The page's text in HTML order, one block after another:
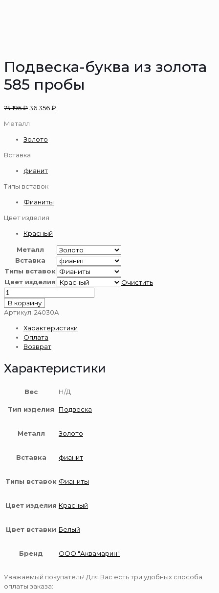
Подвеска-буква из золота
585 пробы
74 195₽36 356₽
Металл
Золото
Вставка
фианит
Типы вставок
Фианиты
Цвет изделия
Красный
Металл
Вставка
Типы вставок
Цвет изделия
Очистить
Количество
товара
Подвеска-
золота
В корзину
Артикул: 24030А
Характеристики
Оплата
Возврат
Характеристики
Вес Н/Д
Тип изделия Подвеска
Металл Золото
Вставка фианит
Типы вставок Фианиты
Цвет изделия Красный
Цвет вставки Белый
Бренд ООО "Аквамарин"
Уважаемый покупатель! Для Вас есть три удобных способа
оплаты заказа: